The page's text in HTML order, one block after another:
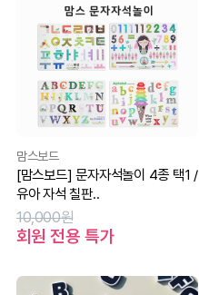
맘스보드
[맘스보드] 문자자석놀이 4종 택1 /
유아 자석 칠판..
10,000원
회원 전용 특가